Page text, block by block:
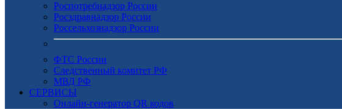
Роспотребнадзор России
Росздравнадзор России
Россельхознадзор России
ФТС России
Следственный комитет РФ
МВД РФ
СЕРВИСЫ
Онлайн-генератор QR кодов